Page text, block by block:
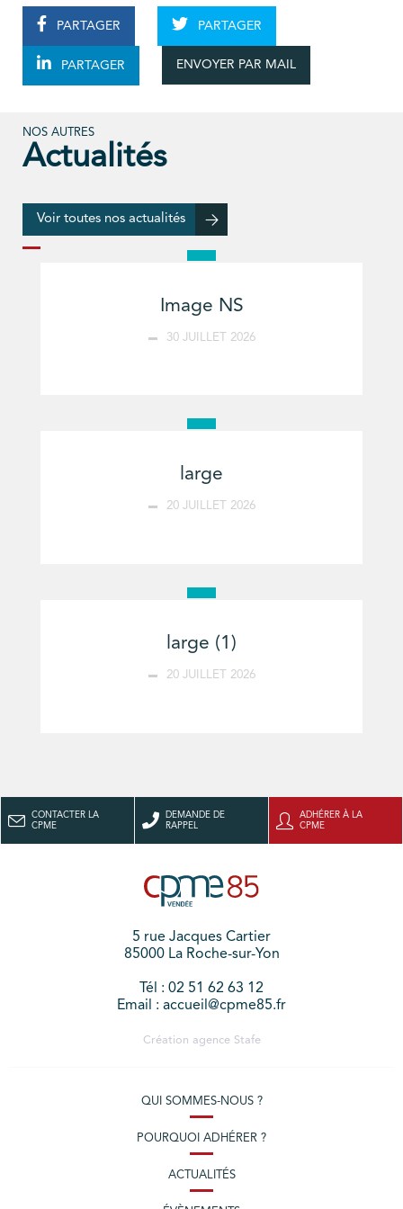
PARTAGER PARTAGER
PARTAGER ENVOYER PAR MAIL
NOS AUTRES
Actualités
Voir toutes nos actualités
Image NS
30 JUILLET 2026
large
20 JUILLET 2026
large (1)
20 JUILLET 2026
CONTACTER LA
CPME
DEMANDE DE
RAPPEL
ADHÉRER À LA
CPME
5 rue Jacques Cartier
85000 La Roche-sur-Yon
Tél : 02 51 62 63 12
Email : accueil@cpme85.fr
Création agence Stafe
QUI SOMMES-NOUS ?
POURQUOI ADHÉRER ?
ACTUALITÉS